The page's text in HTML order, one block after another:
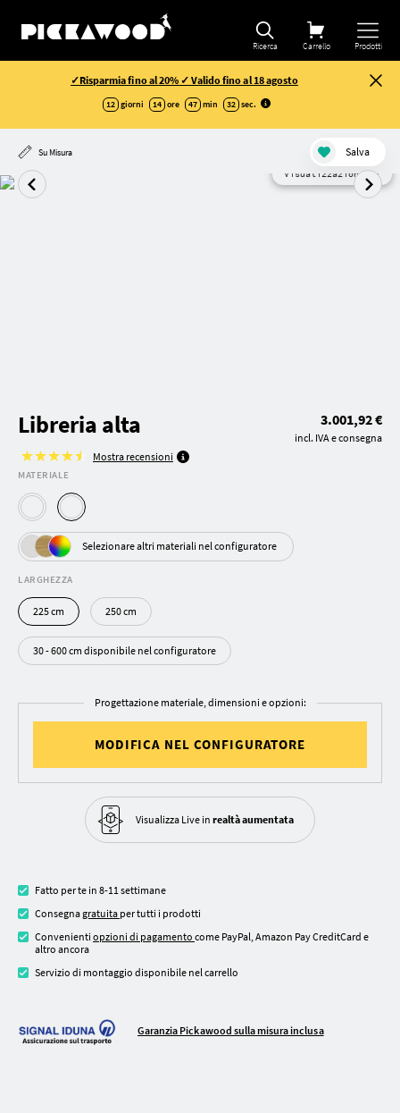
Ricerca Carrello Prodotti
✓Risparmia fino al 20% ✓ Valido fino al 18 agosto
12 giorni 14 ore 47 min 32 sec.
Su Misura Salva
Visualizzazione AI
Libreria alta
Mostra recensioni
3.001,92 €
incl. IVA e consegna
MATERIALE
Selezionare altri materiali nel configuratore
LARGHEZZA
225 cm 250 cm
30 - 600 cm disponibile nel configuratore
Progettazione materiale, dimensioni e opzioni:
MODIFICA NEL CONFIGURATORE
Visualizza Live in realtà aumentata
Fatto per te in 8-11 settimane
Consegnagratuita per tutti i prodotti
Convenienti opzioni di pagamento come PayPal, Amazon Pay CreditCard e
altro ancora
Servizio di montaggio disponibile nel carrello
Garanzia Pickawood sulla misura inclusa